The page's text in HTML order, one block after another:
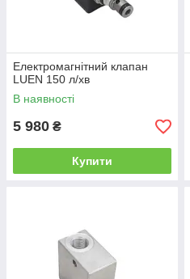
Електромагнітний клапан
LUEN 150 л/хв
В наявності
5 980 ₴
Купити